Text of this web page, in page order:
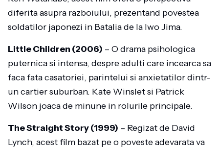
diferita asupra razboiului, prezentand povestea
soldatilor japonezi in Batalia de la Iwo Jima.
Little Children (2006) – O drama psihologica
puternica si intensa, despre adulti care incearca sa
faca fata casatoriei, parintelui si anxietatilor dintr-
un cartier suburban. Kate Winslet si Patrick
Wilson joaca de minune in rolurile principale.
The Straight Story (1999) – Regizat de David
Lynch, acest film bazat pe o poveste adevarata va